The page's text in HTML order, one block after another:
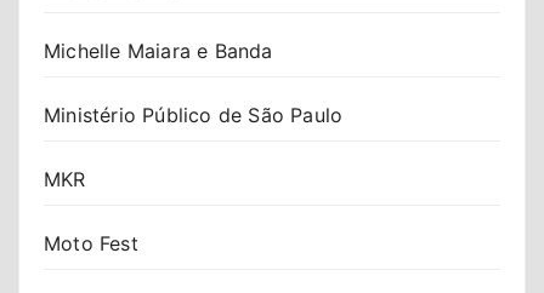
Michelle Maiara e Banda
Ministério Público de São Paulo
MKR
Moto Fest